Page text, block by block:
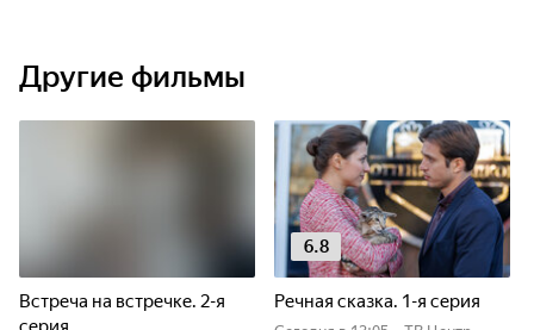
Другие фильмы
Встреча на встречке. 2-я
6.8
Речная сказка. 1-я серия